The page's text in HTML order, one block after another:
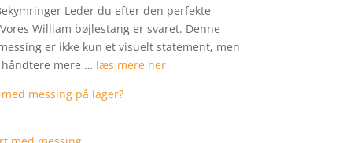
Leder du efter den perfekte
William bøjlestang er svaret. Denne
er ikke kun et visuelt statement, men
mere … læs mere her